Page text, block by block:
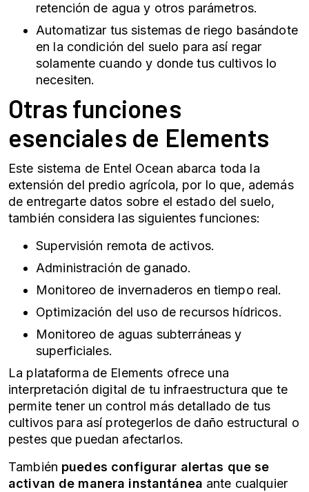
retención de agua y otros parámetros.
Automatizar tus sistemas de riego basándote
en la condición del suelo para así regar
solamente cuando y donde tus cultivos lo
necesiten.
Otras funciones
esenciales de Elements
Este sistema de Entel Ocean abarca toda la
extensión del predio agrícola, por lo que, además
de entregarte datos sobre el estado del suelo,
también considera las siguientes funciones:
Supervisión remota de activos.
Administración de ganado.
Monitoreo de invernaderos en tiempo real.
Optimización del uso de recursos hídricos.
Monitoreo de aguas subterráneas y
superficiales.
La plataforma de Elements ofrece una
interpretación digital de tu infraestructura que te
permite tener un control más detallado de tus
cultivos para así protegerlos de daño estructural o
pestes que puedan afectarlos.
También puedes configurar alertas que se
activan de manera instantánea ante cualquier